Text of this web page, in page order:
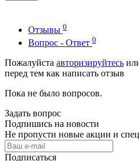
Отзывы 0
Вопрос - Ответ 0
Пожалуйста авторизируйтесь
перед тем как написать отзыв
Пока не было вопросов.
Задать вопрос
Подпишись на новости
Не пропусти новые акции и
Подписаться